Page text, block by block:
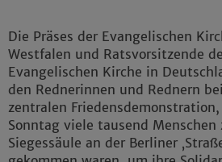
Die Präses der Evangelischen
Westfalen und Ratsvorsitzende
Evangelischen Kirche in
den Rednerinnen und Rednern
zentralen
Sonntag viele tausend Menschen
Siegessäule an der Berliner